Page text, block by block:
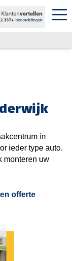
in
ieder type auto.
monteren uw
offerte